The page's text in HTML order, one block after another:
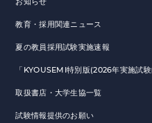
教育・採用関連ニュース
夏の教員採用試験実施速報
「KYOUSEMI特別版(2026年実施試
取扱書店・大学生協一覧
試験情報提供のお願い